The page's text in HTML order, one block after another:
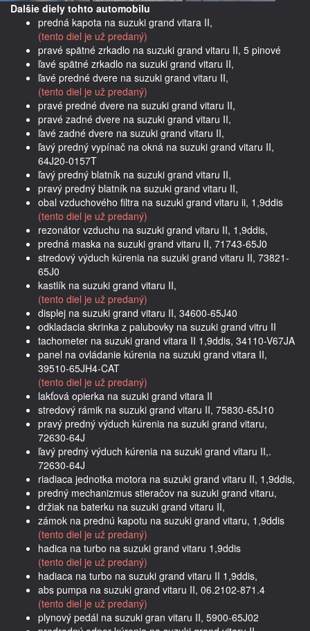
Dalšie diely tohto automobilu
predná kapota na suzuki grand vitara II,
(tento diel je už predaný)
pravé spätné zrkadlo na suzuki grand vitaru II, 5 pinové
ľavé spätné zrkadlo na suzuki grand vitaru II,
ľavé predné dvere na suzuki grand vitaru II,
(tento diel je už predaný)
pravé predné dvere na suzuki grand vitaru II,
pravé zadné dvere na suzuki grand vitaru II,
ľavé zadné dvere na suzuki grand vitaru II,
ľavý predný vypínač na okná na suzuki grand vitaru II,
64J20-0157T
ľavý predný blatník na suzuki grand vitaru II,
pravý predný blatník na suzuki grand vitaru II,
obal vzduchového filtra na suzuki grand vitaru ii, 1,9ddis
(tento diel je už predaný)
rezonátor vzduchu na suzuki grand vitaru II, 1,9ddis,
predná maska na suzuki grand vitaru II, 71743-65J0
stredový výduch kúrenia na suzuki grand vitaru II, 73821-
65J0
kastlík na suzuki grand vitaru II,
(tento diel je už predaný)
displej na suzuki grand vitaru II, 34600-65J40
odkladacia skrinka z palubovky na suzuki grand vitru II
tachometer na suzuki grand vitara II 1,9ddis, 34110-V67JA
panel na ovládanie kúrenia na suzuki grand vitara II,
39510-65JH4-CAT
(tento diel je už predaný)
lakťová opierka na suzuki grand vitara II
stredový rámik na suzuki grand vitaru II, 75830-65J10
pravý predný výduch kúrenia na suzuki grand vitaru,
72630-64J
ľavý predný výduch kúrenia na suzuki grand vitaru II,.
72630-64J
riadiaca jednotka motora na suzuki grand vitaru II, 1,9ddis,
predný mechanizmus stieračov na suzuki grand vitaru,
držiak na baterku na suzuki grand vitaru II,
zámok na prednú kapotu na suzuki grand vitaru, 1,9ddis
(tento diel je už predaný)
hadica na turbo na suzuki grand vitaru 1,9ddis
(tento diel je už predaný)
hadiaca na turbo na suzuki grand vitaru II 1,9ddis,
abs pumpa na suzuki grand vitaru II, 06.2102-871.4
(tento diel je už predaný)
plynový pedál na suzuki gran vitaru II, 5900-65J02